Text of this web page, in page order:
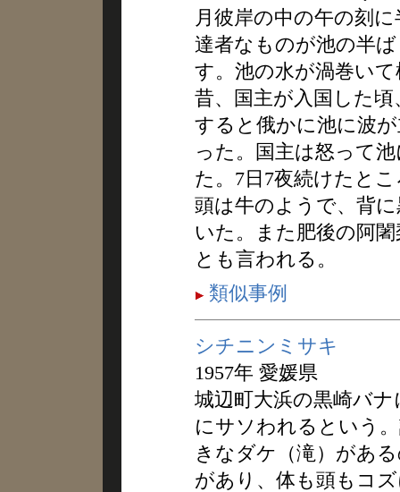
月彼岸の中の午の刻
達者なものが池の半
す。池の水が渦巻い
昔、国主が入国した
すると俄かに池に波
った。国主は怒って
た。7日7夜続けたと
頭は牛のようで、背
いた。また肥後の阿
とも言われる。
類似事例
シチニンミサキ
1957年 愛媛県
城辺町大浜の黒崎バ
にサソわれるという
きなダケ（滝）があ
があり、体も頭もコ